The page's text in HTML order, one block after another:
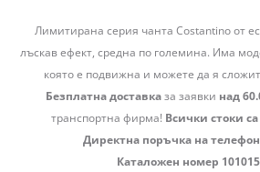
Лимитирана серия чанта Costantino от
лъскав ефект, средна по големина. Има
която е подвижна и можете да я
Безплатна доставказа заявки над
транспортна фирма! Всички стоки
Директна поръчка на телефон
Каталожен номер